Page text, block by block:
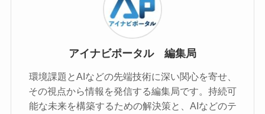
アイナビポータル 編集局
環境課題とAIなどの先端技術に深い関心を寄せ、
その視点から情報を発信する編集局です。持続可
能な未来を構築するための解決策と、AIなどのテ